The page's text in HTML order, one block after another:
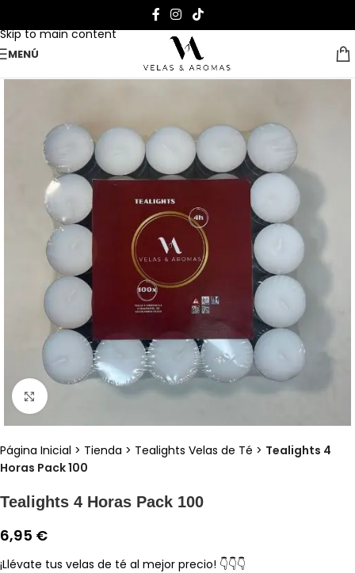
Skip to main content
MENÚ
Clic para ampliar
Página Inicial > Tienda > Tealights Velas de Té > Tealights 4
Horas Pack 100
Tealights 4 Horas Pack 100
6,95 €
¡Llévate tus velas de té al mejor precio! 👇👇👇